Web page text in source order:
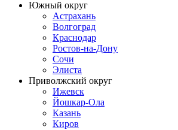
Южный округ
Астрахань
Волгоград
Краснодар
Ростов-на-Дону
Сочи
Элиста
Приволжский округ
Ижевск
Йошкар-Ола
Казань
Киров